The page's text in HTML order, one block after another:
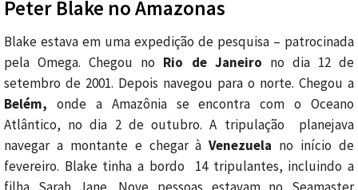
Peter Blake no Amazonas
Blake estava em uma expedição de pesquisa – patrocinada
pela Omega. Chegou no Rio de Janeiro no dia 12 de
setembro de 2001. Depois navegou para o norte. Chegou a
Belém, onde a Amazônia se encontra com o Oceano
Atlântico, no dia 2 de outubro. A tripulação planejava
navegar a montante e chegar àVenezuela no início de
fevereiro. Blake tinha a bordo 14 tripulantes, incluindo a